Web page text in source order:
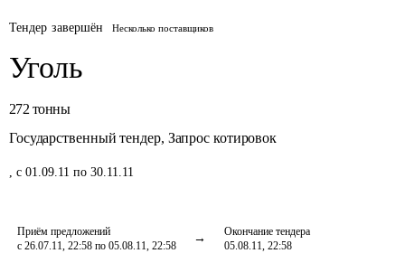
Тендер завершён Несколько поставщиков
Уголь
272 тонны
Государственный тендер, Запрос котировок
, с 01.09.11 по 30.11.11
Приём предложений
с 26.07.11, 22:58 по 05.08.11, 22:58
Окончание тендера
05.08.11, 22:58